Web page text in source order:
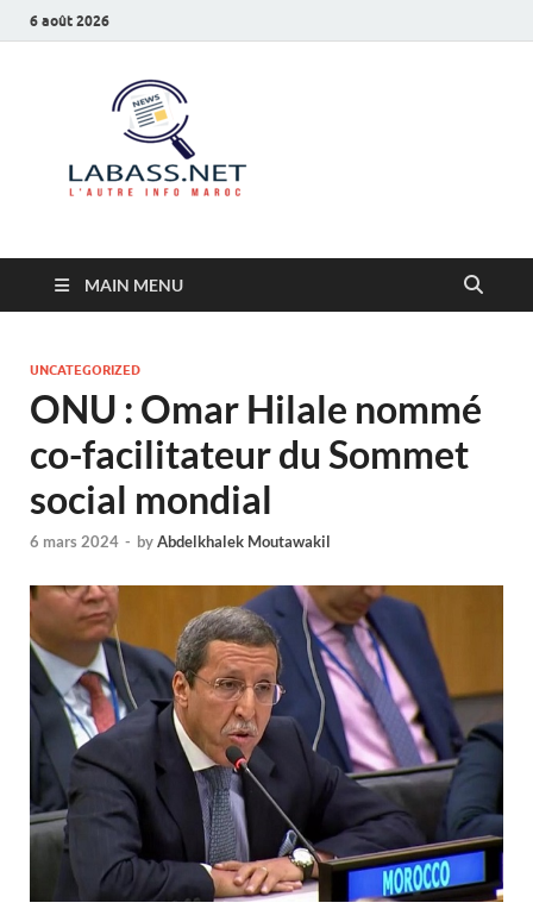
6 août 2026
MAIN MENU
UNCATEGORIZED
ONU : Omar Hilale nommé
co-facilitateur du Sommet
social mondial
6 mars 2024 - byAbdelkhalek Moutawakil